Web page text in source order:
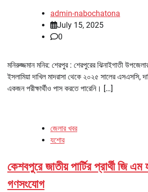
admin-nabochatona
July 15, 2025
0
মনিরুজ্জমান মনির: শেরপুর : শেরপুরের ঝিনাইগাতী
ইসলামিয়া দাখিল মাদরাসা থেকে ২০২৫ সালের এসএসসি,
একজন পরীক্ষার্থীও পাস করতে পারেনি। […]
জেলার খবর
যশোর
কেশবপুরে জাতীয় পার্টির প্রার্থী জি এম
গণসংযোগ